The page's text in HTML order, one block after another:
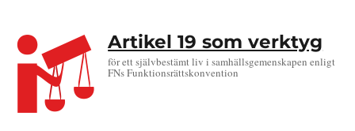
Artikel 19 som verktyg
för ett självbestämt liv i samhällsgemenskapen enligt
FNs Funktionsrättskonvention